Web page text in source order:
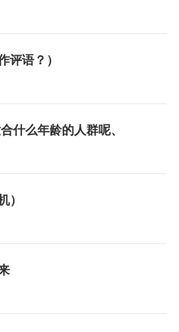
评语？）
什么年龄的人群呢、
）